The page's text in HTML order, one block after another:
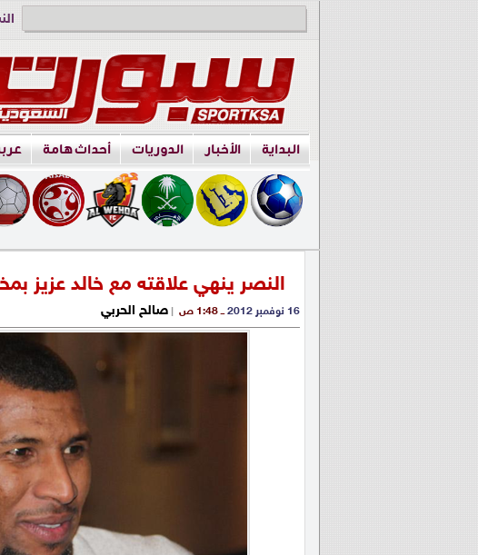
البداية الأخبار الدوريات أحداث هامة
النصر ينهي علاقته مع خالد عزيز
16 نوفمبر 2012 ــ 1:48 ص |صالح الحربي